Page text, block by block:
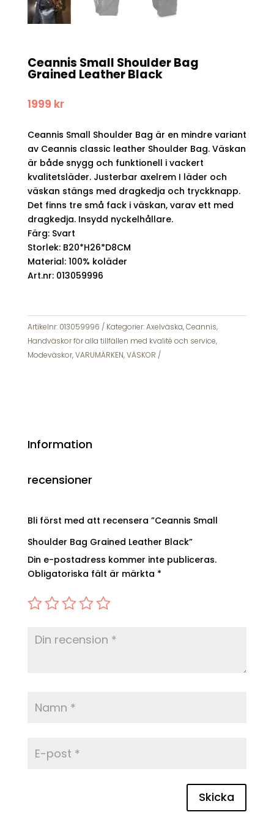
Ceannis Small Shoulder Bag
Grained Leather Black
1999 kr
Ceannis Small Shoulder Bag är en mindre variant
av Ceannis classic leather Shoulder Bag. Väskan
är både snygg och funktionell i vackert
kvalitetsläder. Justerbar axelrem I läder och
väskan stängs med dragkedja och tryckknapp.
Det finns tre små fack i väskan, varav ett med
dragkedja. Insydd nyckelhållare.
Färg: Svart
Storlek: B20*H26*D8CM
Material: 100% koläder
Art.nr: 013059996
Artikelnr: 013059996 Kategorier:Axelväska,Ceannis,
Handväskor för alla tillfällen med kvalité och service,
Modeväskor,VARUMÄRKEN,VÄSKOR
Information
recensioner
Bli först med att recensera ”Ceannis Small
Shoulder Bag Grained Leather Black”
Din e-postadress kommer inte publiceras.
Obligatoriska fält är märkta *
Skicka